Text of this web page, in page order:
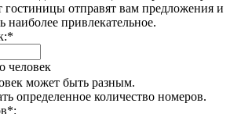
гостиницы отправят вам предложения и
наиболее привлекательное.
*
человек
может быть разным.
определенное количество номеров.
*: